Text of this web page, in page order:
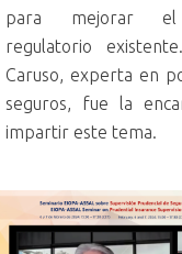
para mejorar el
regulatorio
Caruso, experta en
seguros, fue la
impartir este tema.